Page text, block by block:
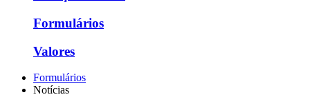
Formulários
Valores
Formulários
Notícias